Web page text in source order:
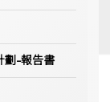
劃-報告書